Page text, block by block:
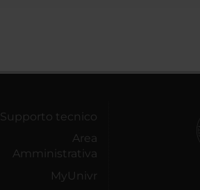
Supporto tecnico
Area
Amministrativa
MyUnivr